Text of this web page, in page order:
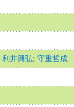
利井興弘; 守重哲成